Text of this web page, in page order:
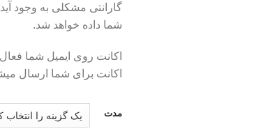
گارانتی مشکلی به وجود
شما داده خواهد شد.
اکانت روی ایمیل شما
اکانت برای شما ارسال
مدت